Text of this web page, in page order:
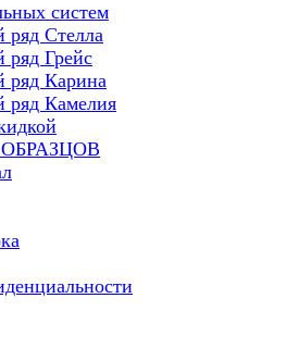
систем
Стелла
Грейс
ряд Карина
ряд Камелия